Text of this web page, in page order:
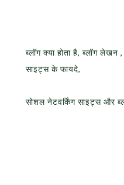
ब्लॉग क्या होता है, ब्लॉग लेखन
साइट्स के फायदे,
सोशल नेटवर्किंग साइट्स और